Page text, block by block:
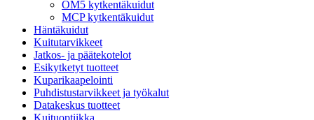
OM5 kytkentäkuidut
MCP kytkentäkuidut
Häntäkuidut
Kuitutarvikkeet
Jatkos- ja päätekotelot
Esikytketyt tuotteet
Kuparikaapelointi
Puhdistustarvikkeet ja työkalut
Datakeskus tuotteet
Kuituoptiikka